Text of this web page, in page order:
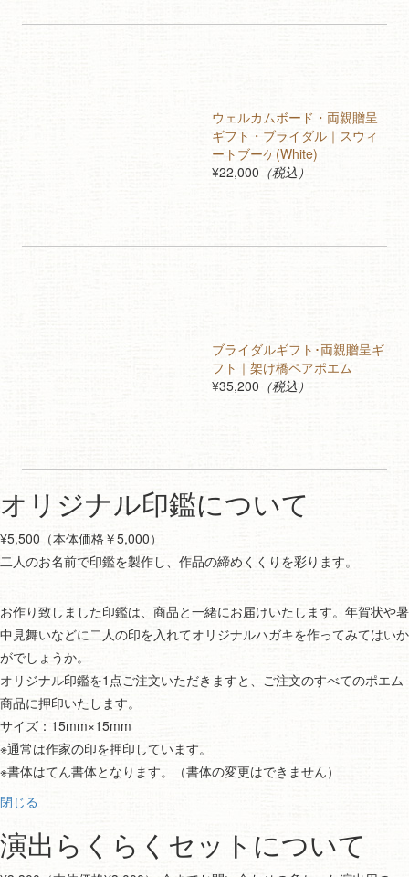
ウェルカムボード・両親贈呈
ギフト・ブライダル｜スウィ
ートブーケ(White)
¥22,000 （税込）
ブライダルギフト･両親贈呈ギ
フト｜架け橋ペアポエム
¥35,200 （税込）
オリジナル印鑑について
¥5,500（本体価格￥5,000）
二人のお名前で印鑑を製作し、作品の締めくくりを彩ります。
お作り致しました印鑑は、商品と一緒にお届けいたします。年賀状や暑
中見舞いなどに二人の印を入れてオリジナルハガキを作ってみてはいか
がでしょうか。
オリジナル印鑑を1点ご注文いただきますと、ご注文のすべてのポエム
商品に押印いたします。
サイズ：15mm×15mm
※通常は作家の印を押印しています。
※書体はてん書体となります。（書体の変更はできません）
閉じる
演出らくらくセットについて